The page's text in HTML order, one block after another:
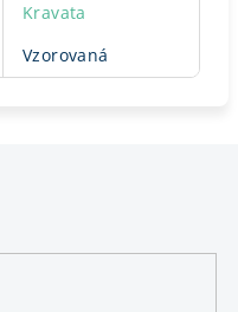
Kravata
Vzorovaná